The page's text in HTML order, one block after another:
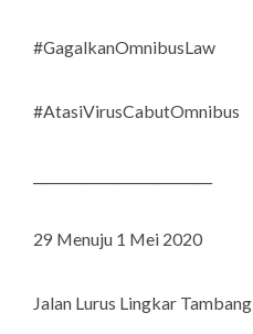
#GagalkanOmnibusLaw
#AtasiVirusCabutOmnibus
29 Menuju 1 Mei 2020
Jalan Lurus Lingkar Tambang